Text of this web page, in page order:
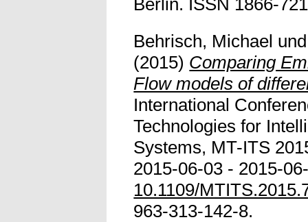
Berlin. ISSN 1866-
Behrisch, Michael
(2015) Comparing
Flow models of
International
Technologies for
Systems, MT-ITS
2015-06-03 - 2015-
10.1109/
963-313-142-8.